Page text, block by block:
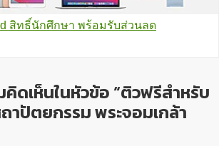
สิทธิ์นักศึกษา พร้อมรับส่วนลด
ดเห็นในหัวข้อ “ติวฟรีสำหรับ
าปัตยกรรม พระจอมเกล้า